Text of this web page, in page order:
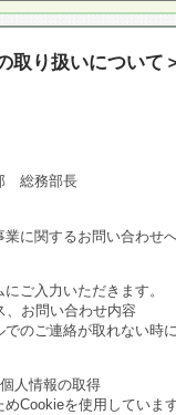
取り扱いについて
総務部長
に関するお問い合わせ
ご入力いただきます。
、お問い合わせ内容
のご連絡が取れない時
人情報の取得
Cookieを使用しています